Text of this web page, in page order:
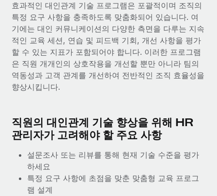
Remote의 사명은 모든 규모의 기업이 전 세계 어디서든 업무에 가
장 적합 사람을 찾아 채용 및 관리하고 급여를 지급하도록 돕는 것
입니다. 이를 위해 최근 몇 주 동안 새로운...
자세히 알아보기
Shootsta가 Remote를 통해 네 개의 시장에서 글로벌
에게는 흥미롭고 전문적인 비디오 제작이 어느 때보다 중요해졌습
니다. 그러나 대부분의 회사들은 그렇게 높은 품질의...
자세히 알아보기
효과적인 대인관계 기술 프로그램은 포괄적이며 조직의
특정 요구 사항을 충족하도록 맞춤화되어 있습니다. 여
기에는 대인 커뮤니케이션의 다양한 측면을 다루는 지속
적인 교육 세션, 연습 및 피드백 기회, 개선 사항을 평가
할 수 있는 지표가 포함되어야 합니다. 이러한 프로그램
은 직원 개개인의 상호작용을 개선할 뿐만 아니라 팀의
역동성과 고객 관계를 개선하여 전반적인 조직 효율성을
향상시킵니다.
직원의 대인관계 기술 향상을 위해 HR
관리자가 고려해야 할 주요 사항
설문조사 또는 리뷰를 통해 현재 기술 수준을 평가
하세요
특정 요구 사항에 초점을 맞춘 맞춤형 교육 프로그
램 설계